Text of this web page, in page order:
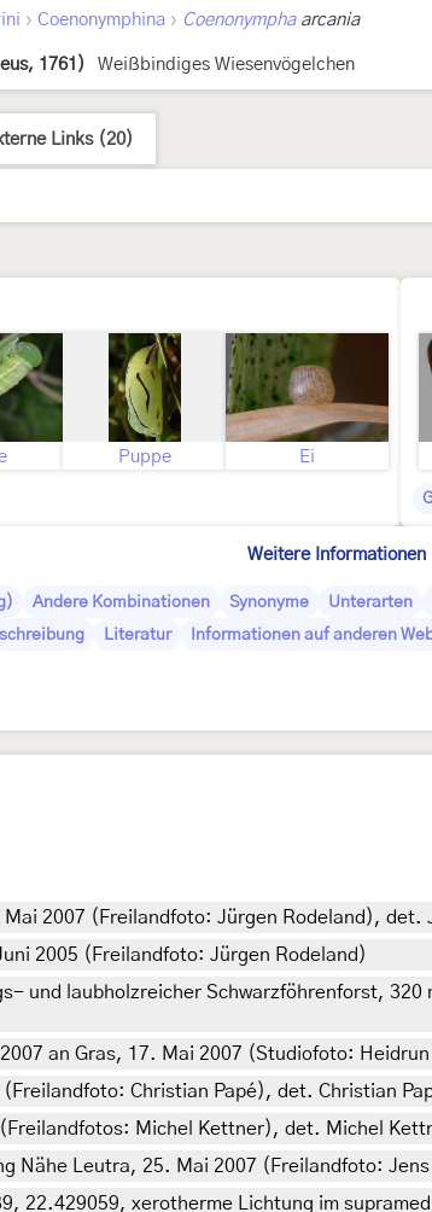
› Coenonymphina › Coenonymphaarcania
1761) Weißbindiges Wiesenvögelchen
Links (20)
Puppe Ei
Weitere Informationen
Andere Kombinationen Synonyme Unterarten
Literatur Informationen auf anderen
2007 (Freilandfoto: Jürgen Rodeland), det.
2005 (Freilandfoto: Jürgen Rodeland)
und laubholzreicher Schwarzföhrenforst,
an Gras, 17. Mai 2007 (Studiofoto:
Christian Papé), det. Christian
Michel Kettner), det. Michel
Nähe Leutra, 25. Mai 2007 (Freilandfoto:
22.429059, xerotherme Lichtung im